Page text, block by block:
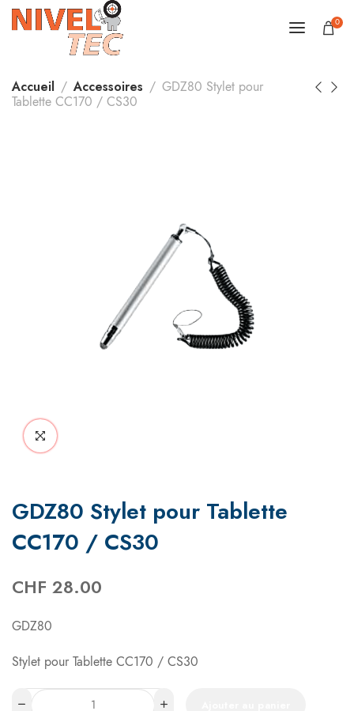
0
Accueil Accessoires
GDZ80 Stylet pour
Tablette CC170 / CS30
GDZ80 Stylet pour Tablette
CC170 / CS30
CHF 28.00
GDZ80
Stylet pour Tablette CC170 / CS30